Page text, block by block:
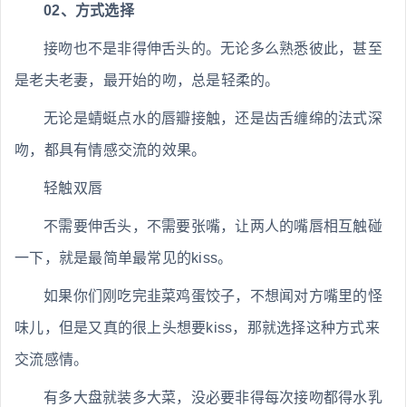
02、方式选择
接吻也不是非得伸舌头的。无论多么熟悉彼此，甚至
是老夫老妻，最开始的吻，总是轻柔的。
无论是蜻蜓点水的唇瓣接触，还是齿舌缠绵的法式深
吻，都具有情感交流的效果。
轻触双唇
不需要伸舌头，不需要张嘴，让两人的嘴唇相互触碰
一下，就是最简单最常见的kiss。
如果你们刚吃完韭菜鸡蛋饺子，不想闻对方嘴里的怪
味儿，但是又真的很上头想要kiss，那就选择这种方式来
交流感情。
有多大盘就装多大菜，没必要非得每次接吻都得水乳